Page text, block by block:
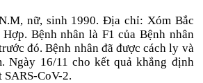
nữ, sinh 1990. Địa chỉ: Xóm Bắc
Bệnh nhân là F1 của Bệnh nhân
đó. Bệnh nhân đã được cách ly và
Ngày 16/11 cho kết quả khẳng định
CoV-2.